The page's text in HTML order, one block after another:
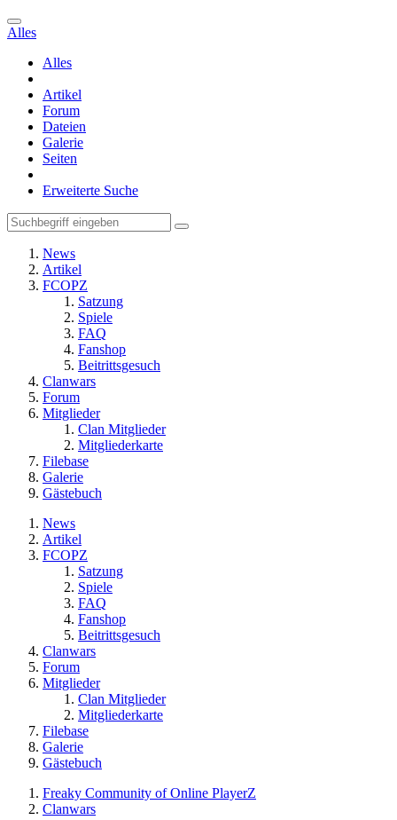
Alles
Alles
Artikel
Forum
Dateien
Galerie
Seiten
Erweiterte Suche
News
Artikel
FCOPZ
Satzung
Spiele
FAQ
Fanshop
Beitrittsgesuch
Clanwars
Forum
Mitglieder
Clan Mitglieder
Mitgliederkarte
Filebase
Galerie
Gästebuch
News
Artikel
FCOPZ
Satzung
Spiele
FAQ
Fanshop
Beitrittsgesuch
Clanwars
Forum
Mitglieder
Clan Mitglieder
Mitgliederkarte
Filebase
Galerie
Gästebuch
Freaky Community of Online PlayerZ
Clanwars